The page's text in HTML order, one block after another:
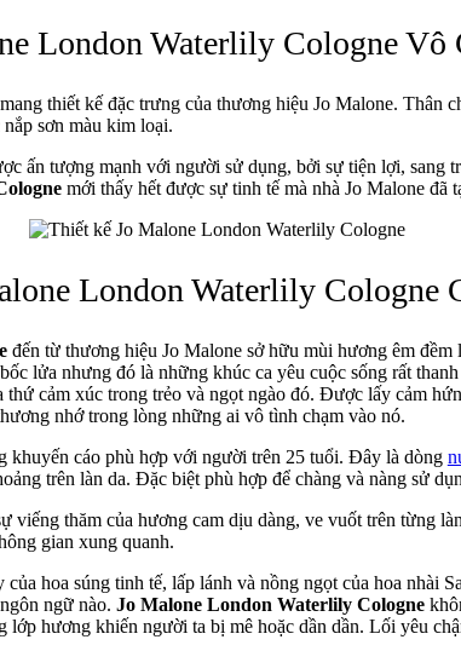
London Waterlily Cologne Vô
thiết kế đặc trưng của thương hiệu Jo Malone. Thân
sơn màu kim loại.
ấn tượng mạnh với người sử dụng, bởi sự tiện lợi, sang
mới thấy hết được sự tinh tế mà nhà Jo Malone đã
London Waterlily Cologne
đến từ thương hiệu Jo Malone sở hữu mùi hương êm
lửa nhưng đó là những khúc ca yêu cuộc sống rất
cảm xúc trong trẻo và ngọt ngào đó. Được lấy cảm
nhớ trong lòng những ai vô tình chạm vào nó.
khuyến cáo phù hợp với người trên 25 tuổi. Đây là dòng
trên làn da. Đặc biệt phù hợp để chàng và nàng sử
viếng thăm của hương cam dịu dàng, ve vuốt trên từng
gian xung quanh.
hoa súng tinh tế, lấp lánh và nồng ngọt của hoa nhài
ngữ nào. Jo Malone London Waterlily Cologne
hương khiến người ta bị mê hoặc dần dần. Lối yêu